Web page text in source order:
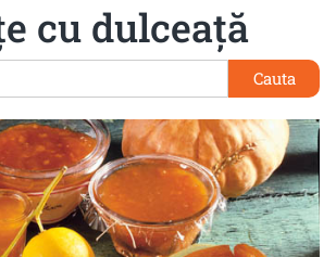
cu dulceaţă
Cauta